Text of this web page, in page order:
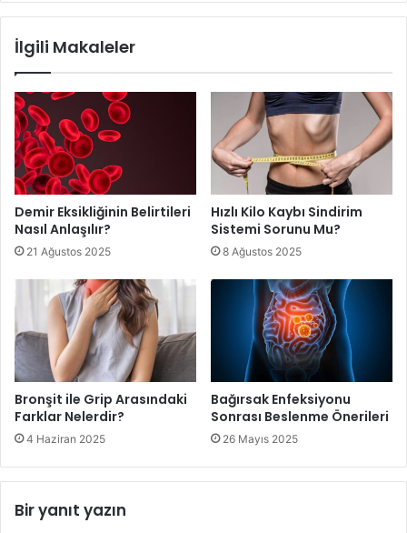
İlgili Makaleler
Demir Eksikliğinin Belirtileri
Nasıl Anlaşılır?
21 Ağustos 2025
Hızlı Kilo Kaybı Sindirim
Sistemi Sorunu Mu?
8 Ağustos 2025
Bronşit ile Grip Arasındaki
Farklar Nelerdir?
4 Haziran 2025
Bağırsak Enfeksiyonu
Sonrası Beslenme Önerileri
26 Mayıs 2025
Bir yanıt yazın